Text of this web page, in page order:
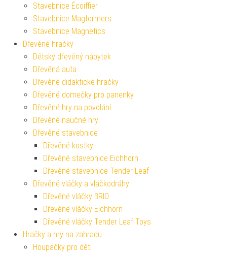
Stavebnice Écoiffier
Stavebnice Magformers
Stavebnice Magnetics
Dřevěné hračky
Dětský dřevěný nábytek
Dřevěná auta
Dřevěné didaktické hračky
Dřevěné domečky pro panenky
Dřevěné hry na povolání
Dřevěné naučné hry
Dřevěné stavebnice
Dřevěné kostky
Dřevěné stavebnice Eichhorn
Dřevěné stavebnice Tender Leaf
Dřevěné vláčky a vláčkodráhy
Dřevěné vláčky BRIO
Dřevěné vláčky Eichhorn
Dřevěné vláčky Tender Leaf Toys
Hračky a hry na zahradu
Houpačky pro děti